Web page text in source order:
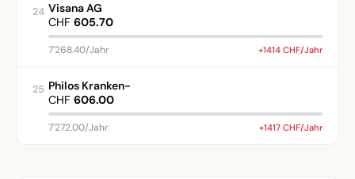
24 Visana AG
CHF 605.70
7'268.40/Jahr +1414 CHF/Jahr
25 Philos Kranken-
CHF 606.00
7'272.00/Jahr +1417 CHF/Jahr